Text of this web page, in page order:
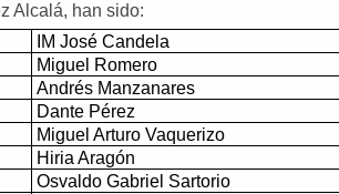
Alcalá, han sido:
IM José Candela
Miguel Romero
Andrés Manzanares
Dante Pérez
Miguel Arturo Vaquerizo
Hiria Aragón
Osvaldo Gabriel Sartorio